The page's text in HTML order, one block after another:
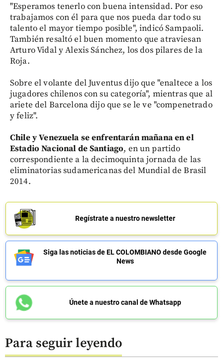
"Esperamos tenerlo con buena intensidad. Por eso
trabajamos con él para que nos pueda dar todo su
talento el mayor tiempo posible", indicó Sampaoli.
También resaltó el buen momento que atraviesan
Arturo Vidal y Alexis Sánchez, los dos pilares de la
Roja.
Sobre el volante del Juventus dijo que "enaltece a los
jugadores chilenos con su categoría", mientras que al
ariete del Barcelona dijo que se le ve "compenetrado
y feliz".
Chile y Venezuela se enfrentarán mañana en el
Estadio Nacional de Santiago, en un partido
correspondiente a la decimoquinta jornada de las
eliminatorias sudamericanas del Mundial de Brasil
2014.
Regístrate a nuestro newsletter
Siga las noticias de EL COLOMBIANO desde Google
News
Únete a nuestro canal de Whatsapp
Para seguir leyendo